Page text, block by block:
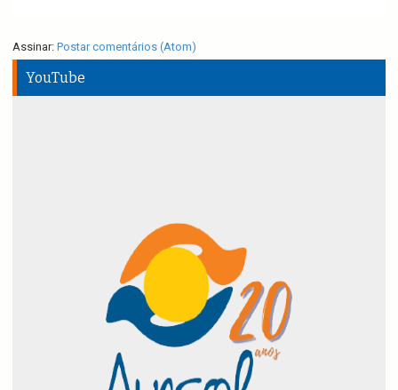
Assinar: Postar comentários (Atom)
YouTube